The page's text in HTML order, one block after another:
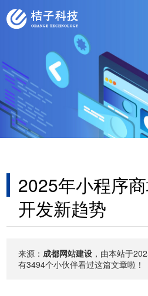
2025年小程序
开发新趋势
来源：成都网站建设 ，由本站于
有3494个小伙伴看过这篇文章啦！